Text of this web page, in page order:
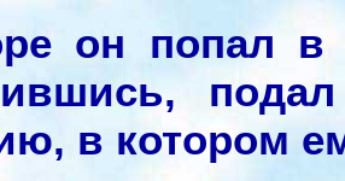
он попал
в котором